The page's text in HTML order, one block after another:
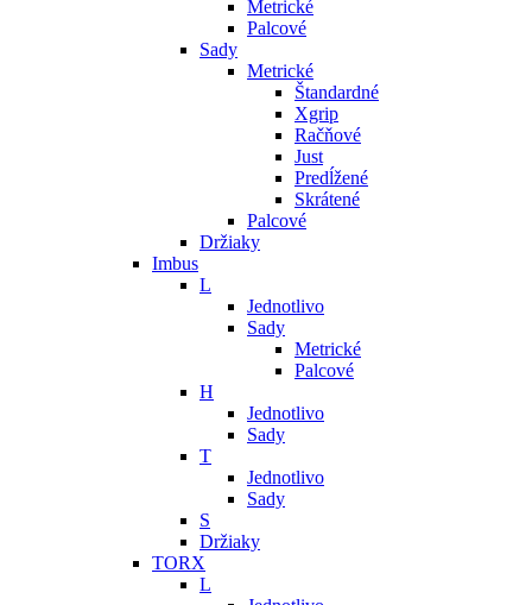
Metrické
Palcové
Sady
Metrické
Štandardné
Xgrip
Račňové
Just
Predĺžené
Skrátené
Palcové
Držiaky
Imbus
L
Jednotlivo
Sady
Metrické
Palcové
H
Jednotlivo
Sady
T
Jednotlivo
Sady
S
Držiaky
TORX
L